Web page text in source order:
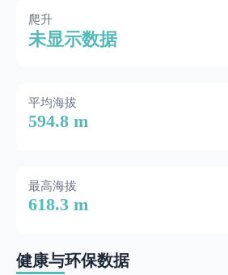
爬升
未显示数据
平均海拔
594.8 m
最高海拔
618.3 m
健康与环保数据